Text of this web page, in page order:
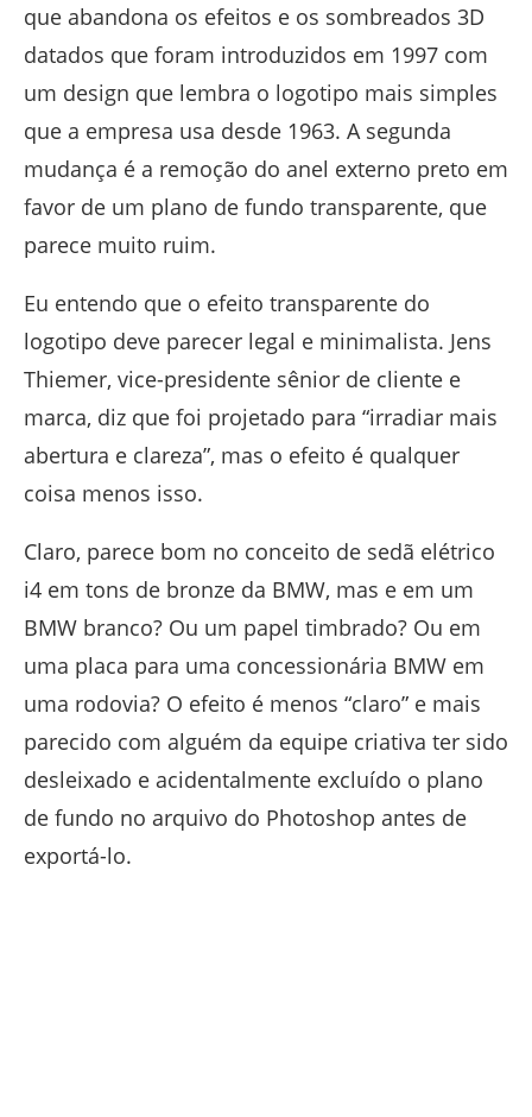
que abandona os efeitos e os sombreados 3D
datados que foram introduzidos em 1997 com
um design que lembra o logotipo mais simples
que a empresa usa desde 1963. A segunda
mudança é a remoção do anel externo preto em
favor de um plano de fundo transparente, que
parece muito ruim.
Eu entendo que o efeito transparente do
logotipo deve parecer legal e minimalista. Jens
Thiemer, vice-presidente sênior de cliente e
marca, diz que foi projetado para “irradiar mais
abertura e clareza”, mas o efeito é qualquer
coisa menos isso.
Claro, parece bom no conceito de sedã elétrico
i4 em tons de bronze da BMW, mas e em um
BMW branco? Ou um papel timbrado? Ou em
uma placa para uma concessionária BMW em
uma rodovia? O efeito é menos “claro” e mais
parecido com alguém da equipe criativa ter sido
desleixado e acidentalmente excluído o plano
de fundo no arquivo do Photoshop antes de
exportá-lo.